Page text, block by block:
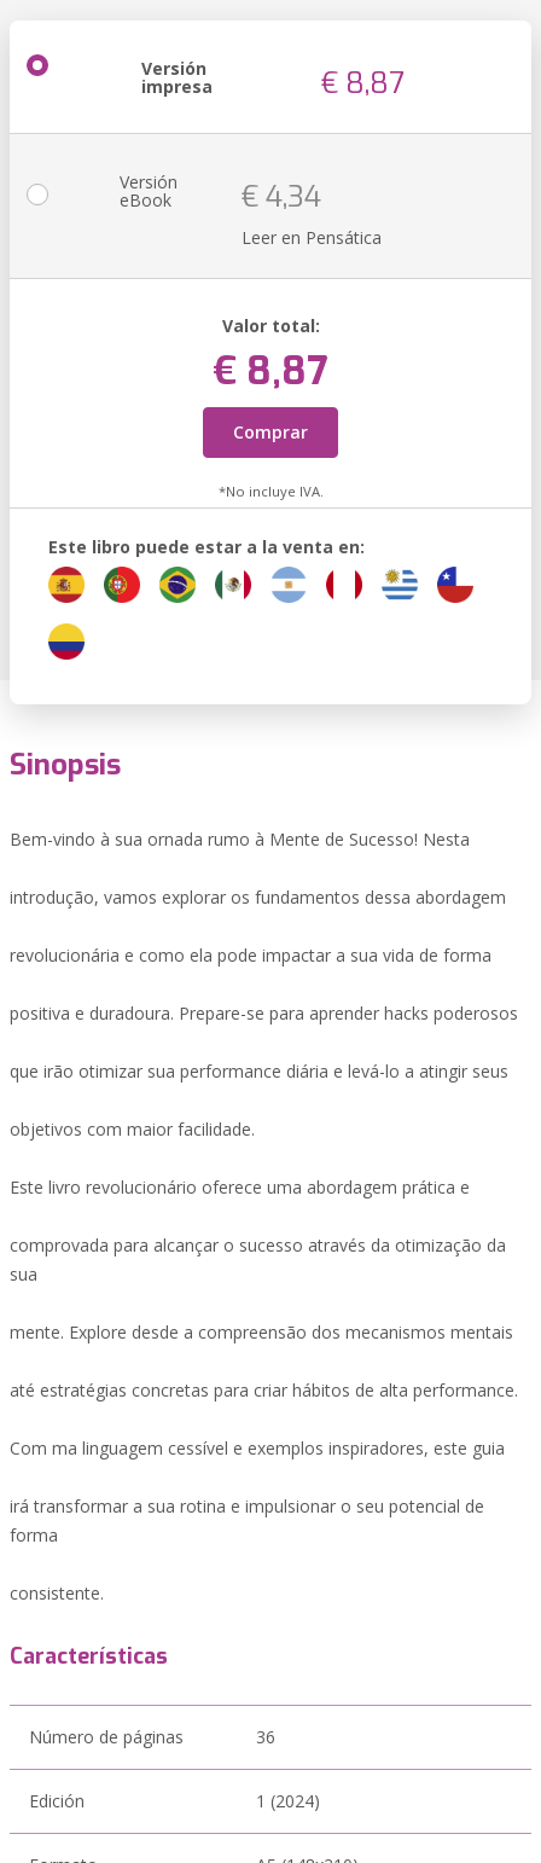
Versión
impresa € 8,87
Versión
eBook € 4,34
Leer en Pensática
Valor total:
€ 8,87
Comprar
*No incluye IVA.
Este libro puede estar a la venta en:
Sinopsis
Bem-vindo à sua ornada rumo à Mente de Sucesso! Nesta
introdução, vamos explorar os fundamentos dessa abordagem
revolucionária e como ela pode impactar a sua vida de forma
positiva e duradoura. Prepare-se para aprender hacks poderosos
que irão otimizar sua performance diária e levá-lo a atingir seus
objetivos com maior facilidade.
Este livro revolucionário oferece uma abordagem prática e
comprovada para alcançar o sucesso através da otimização da
sua
mente. Explore desde a compreensão dos mecanismos mentais
até estratégias concretas para criar hábitos de alta performance.
Com ma linguagem cessível e exemplos inspiradores, este guia
irá transformar a sua rotina e impulsionar o seu potencial de
forma
consistente.
Características
Número de páginas 36
Edición 1 (2024)